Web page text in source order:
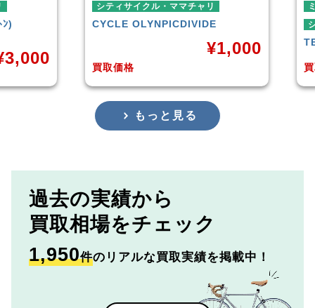
シティサイクル・ママチャリ
CYCLE OLYNPICDIVIDE
買取価格
1,000
ミニベロ
シティ
買取価格
もっと見る
過去の実績から
買取相場をチェック
1,950件のリアルな買取実績を掲載中！